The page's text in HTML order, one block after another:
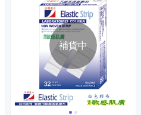
補貨中